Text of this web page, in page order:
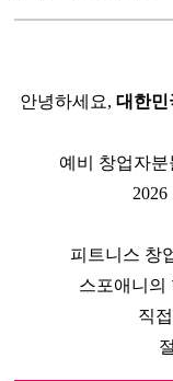
안녕하세요, 대한민
예비 창업자
피트니스 창
스포애니의
직